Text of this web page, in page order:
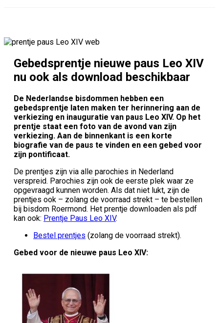
Gebedsprentje nieuwe paus Leo XIV
nu ook als download beschikbaar
De Nederlandse bisdommen hebben een
gebedsprentje laten maken ter herinnering aan de
verkiezing en inauguratie van paus Leo XIV. Op het
prentje staat een foto van de avond van zijn
verkiezing. Aan de binnenkant is een korte
biografie van de paus te vinden en een gebed voor
zijn pontificaat.
De prentjes zijn via alle parochies in Nederland
verspreid. Parochies zijn ook de eerste plek waar ze
opgevraagd kunnen worden. Als dat niet lukt, zijn de
prentjes ook – zolang de voorraad strekt – te bestellen
bij bisdom Roermond. Het prentje downloaden als pdf
kan ook: Prentje Paus Leo XIV.
Bestel prentjes (zolang de voorraad strekt).
Gebed voor de nieuwe paus Leo XIV: